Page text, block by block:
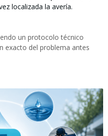
localizada la avería.
un protocolo técnico
exacto del problema antes